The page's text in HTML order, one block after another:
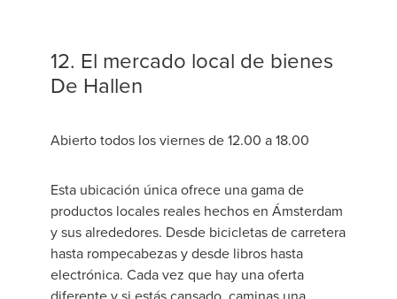
12. El mercado local de bienes
De Hallen
Abierto todos los viernes de 12.00 a 18.00
Esta ubicación única ofrece una gama de
productos locales reales hechos en Ámsterdam
y sus alrededores. Desde bicicletas de carretera
hasta rompecabezas y desde libros hasta
electrónica. Cada vez que hay una oferta